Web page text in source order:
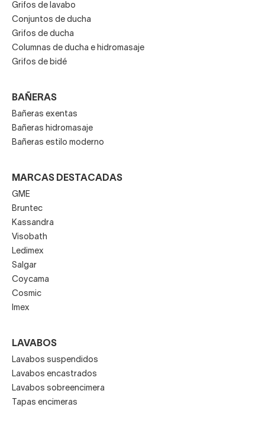
Grifos de lavabo
Conjuntos de ducha
Grifos de ducha
Columnas de ducha e hidromasaje
Grifos de bidé
BAÑERAS
Bañeras exentas
Bañeras hidromasaje
Bañeras estilo moderno
MARCAS DESTACADAS
GME
Bruntec
Kassandra
Visobath
Ledimex
Salgar
Coycama
Cosmic
Imex
LAVABOS
Lavabos suspendidos
Lavabos encastrados
Lavabos sobreencimera
Tapas encimeras